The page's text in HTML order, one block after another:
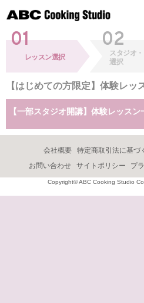
01
レッスン選択
02
スタジオ
選択
【はじめての方限定】体験レッ
【一部スタジオ開講】体験レッスン
会社概要
特定商取引法に基づ
お問い合わせ
サイトポリシー プ
Copyright© ABC Cooking Studio